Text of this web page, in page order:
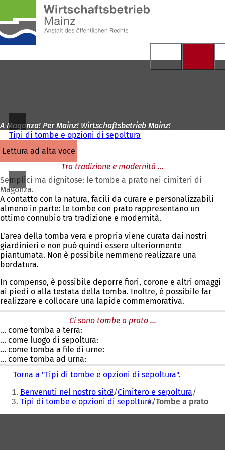
Vai al contenuto
iniziale
A Magonza! Per Mainz! Wirtschaftsbetrieb Mainz!
Tipi di tombe e opzioni di sepoltura
lettura ad alta voce
Tra tradizione e modernità ...
Semplici ma dignitose: le tombe a prato nei cimiteri di
Magonza.
A contatto con la natura, facili da curare e personalizzabili
almeno in parte: le tombe con prato rappresentano un
ottimo connubio tra tradizione e modernità.
L'area della tomba vera e propria viene curata dai nostri
giardinieri e non può quindi essere ulteriormente
piantumata. Non è possibile nemmeno realizzare una
bordatura.
In compenso, è possibile deporre fiori, corone e altri omaggi
ai piedi o alla testata della tomba. Inoltre, è possibile far
realizzare e collocare una lapide commemorativa.
Ci sono tombe a prato ...
... come tomba a terra:
... come luogo di sepoltura:
... come tomba a file di urne:
... come tomba ad urna:
Torna a "Tipi di tombe e opzioni di sepoltura".
Siete
qui:
Benvenuti nel nostro sito! Cimitero e sepoltura
Tipi di tombe e opzioni di sepoltura Tombe a prato